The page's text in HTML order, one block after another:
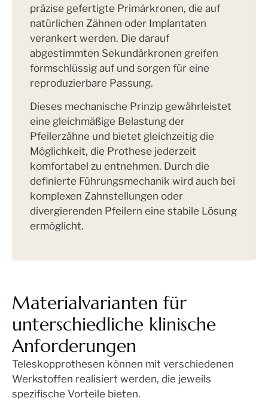
präzise gefertigte Primärkronen, die auf
natürlichen Zähnen oder Implantaten
verankert werden. Die darauf
abgestimmten Sekundärkronen greifen
formschlüssig auf und sorgen für eine
reproduzierbare Passung.
Dieses mechanische Prinzip gewährleistet
eine gleichmäßige Belastung der
Pfeilerzähne und bietet gleichzeitig die
Möglichkeit, die Prothese jederzeit
komfortabel zu entnehmen. Durch die
definierte Führungsmechanik wird auch bei
komplexen Zahnstellungen oder
divergierenden Pfeilern eine stabile Lösung
ermöglicht.
Materialvarianten für
unterschiedliche klinische
Anforderungen
Teleskopprothesen können mit verschiedenen
Werkstoffen realisiert werden, die jeweils
spezifische Vorteile bieten.